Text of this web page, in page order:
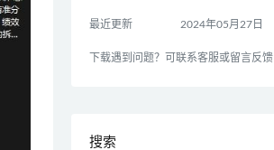
最近更新 2024年05月27日
下载遇到问题？可联系客服或留言反馈
搜索